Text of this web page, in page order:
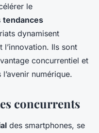
le
tendances
dynamisent
l’innovation. Ils sont
concurrentiel et
numérique.
concurrents
des smartphones, se